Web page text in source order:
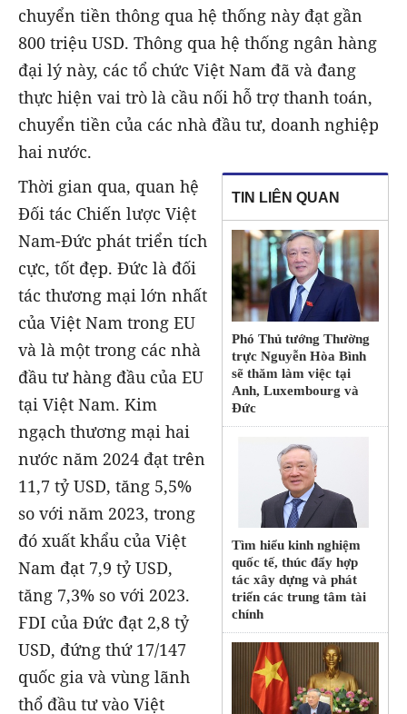
chuyển tiền thông qua hệ thống này đạt gần
800 triệu USD. Thông qua hệ thống ngân hàng
đại lý này, các tổ chức Việt Nam đã và đang
thực hiện vai trò là cầu nối hỗ trợ thanh toán,
chuyển tiền của các nhà đầu tư, doanh nghiệp
hai nước.
TIN LIÊN QUAN
Phó Thủ tướng Thường
trực Nguyễn Hòa Bình
sẽ thăm làm việc tại
Anh, Luxembourg và
Đức
Tìm hiểu kinh nghiệm
quốc tế, thúc đẩy hợp
tác xây dựng và phát
triển các trung tâm tài
chính
Thời gian qua, quan hệ
Đối tác Chiến lược Việt
Nam-Đức phát triển tích
cực, tốt đẹp. Đức là đối
tác thương mại lớn nhất
của Việt Nam trong EU
và là một trong các nhà
đầu tư hàng đầu của EU
tại Việt Nam. Kim
ngạch thương mại hai
nước năm 2024 đạt trên
11,7 tỷ USD, tăng 5,5%
so với năm 2023, trong
đó xuất khẩu của Việt
Nam đạt 7,9 tỷ USD,
tăng 7,3% so với 2023.
FDI của Đức đạt 2,8 tỷ
USD, đứng thứ 17/147
quốc gia và vùng lãnh
thổ đầu tư vào Việt